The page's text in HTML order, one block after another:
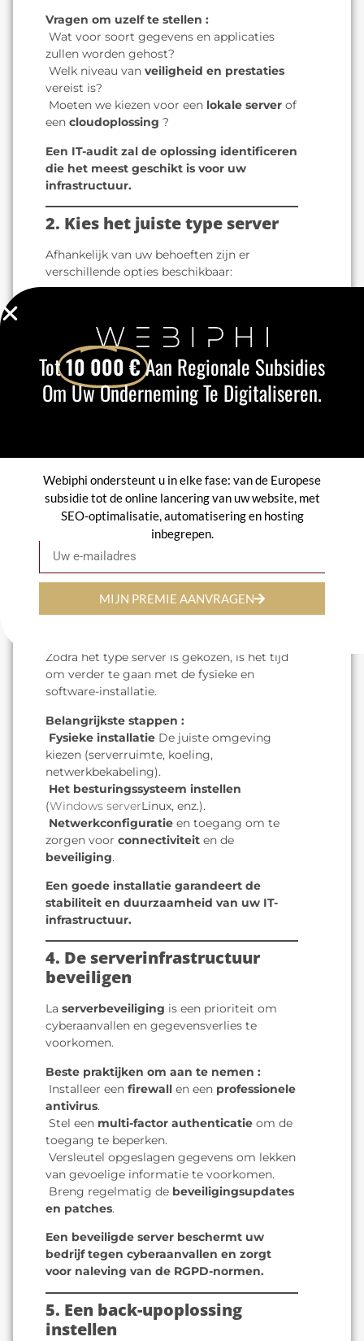
Vragen om uzelf te stellen :
️ Wat voor soort gegevens en applicaties
zullen worden gehost?
️ Welk niveau van veiligheid en prestaties
vereist is?
️ Moeten we kiezen voor een lokale server of
een cloudoplossing ?
Een IT-audit zal de oplossing identificeren
die het meest geschikt is voor uw
infrastructuur.
2. Kies het juiste type server
Afhankelijk van uw behoeften zijn er
verschillende opties beschikbaar:
Virtuele servers (VPS)Een flexibele
oplossing waarmee de servercapaciteit kan
worden aangepast als de vereisten
veranderen.
Ideaal voorveilig bestanden opslaan en
delenin huis.
De keuze van de server hangt af van uw
gegevensvolume, de vereiste prestaties
3. De hardware installeren en
Zodra het type server is gekozen, is het tijd
om verder te gaan met de fysieke en
software-installatie.
Belangrijkste stappen :
Fysieke installatie De juiste omgeving
kiezen (serverruimte, koeling,
netwerkbekabeling).
Het besturingssysteem instellen
(Windows serverLinux, enz.).
Netwerkconfiguratie en toegang om te
zorgen voor connectiviteit en de
beveiliging.
Een goede installatie garandeert de
stabiliteit en duurzaamheid van uw IT-
infrastructuur.
4. De serverinfrastructuur
beveiligen
La serverbeveiliging is een prioriteit om
cyberaanvallen en gegevensverlies te
voorkomen.
Beste praktijken om aan te nemen :
️ Installeer een firewall en een professionele
antivirus.
️ Stel een multi-factor authenticatie om de
toegang te beperken.
️ Versleutel opgeslagen gegevens om lekken
van gevoelige informatie te voorkomen.
️ Breng regelmatig de beveiligingsupdates
en patches.
Een beveiligde server beschermt uw
bedrijf tegen cyberaanvallen en zorgt
voor naleving van de RGPD-normen.
5. Een back-upoplossing
instellen
Tot10 000 €Aan Regionale Subsidies
Om Uw Onderneming Te Digitaliseren.
Webiphi ondersteunt u in elke fase: van de Europese
subsidie tot de online lancering van uw website, met
SEO-optimalisatie, automatisering en hosting
inbegrepen.
MIJN PREMIE AANVRAGEN